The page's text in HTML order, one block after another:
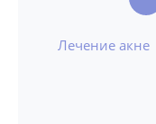
Лечение акне